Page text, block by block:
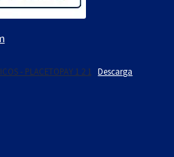
- PLACETOPAY 1 2 1 Descarga